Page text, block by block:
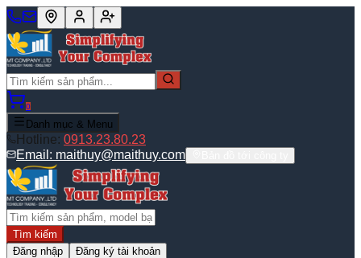
0
Danh mục & Menu
Hotline: 0913.23.80.23
Email: maithuy@maithuy.com
Tìm kiếm
Đăng nhập
Đăng ký tài khoản